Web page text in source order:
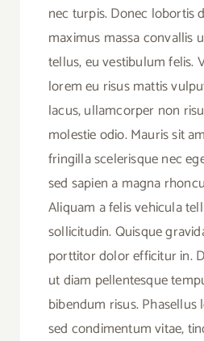
nec turpis. Donec lobortis
maximus massa convallis
tellus, eu vestibulum felis.
lorem eu risus mattis
lacus, ullamcorper non
molestie odio. Mauris sit
fringilla scelerisque nec
sed sapien a magna
Aliquam a felis vehicula
sollicitudin. Quisque
porttitor dolor efficitur in.
ut diam pellentesque
bibendum risus. Phasellus
sed condimentum vitae,